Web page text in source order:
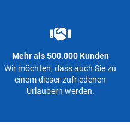
Mehr als 500.000 Kunden
Wir möchten, dass auch Sie zu
einem dieser zufriedenen
Urlaubern werden.